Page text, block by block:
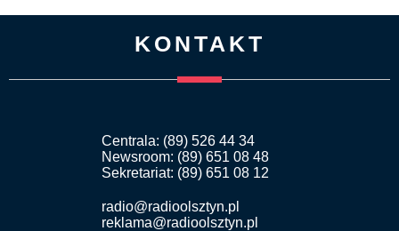
KONTAKT
Centrala: (89) 526 44 34
Newsroom: (89) 651 08 48
Sekretariat: (89) 651 08 12
radio@radioolsztyn.pl
reklama@radioolsztyn.pl